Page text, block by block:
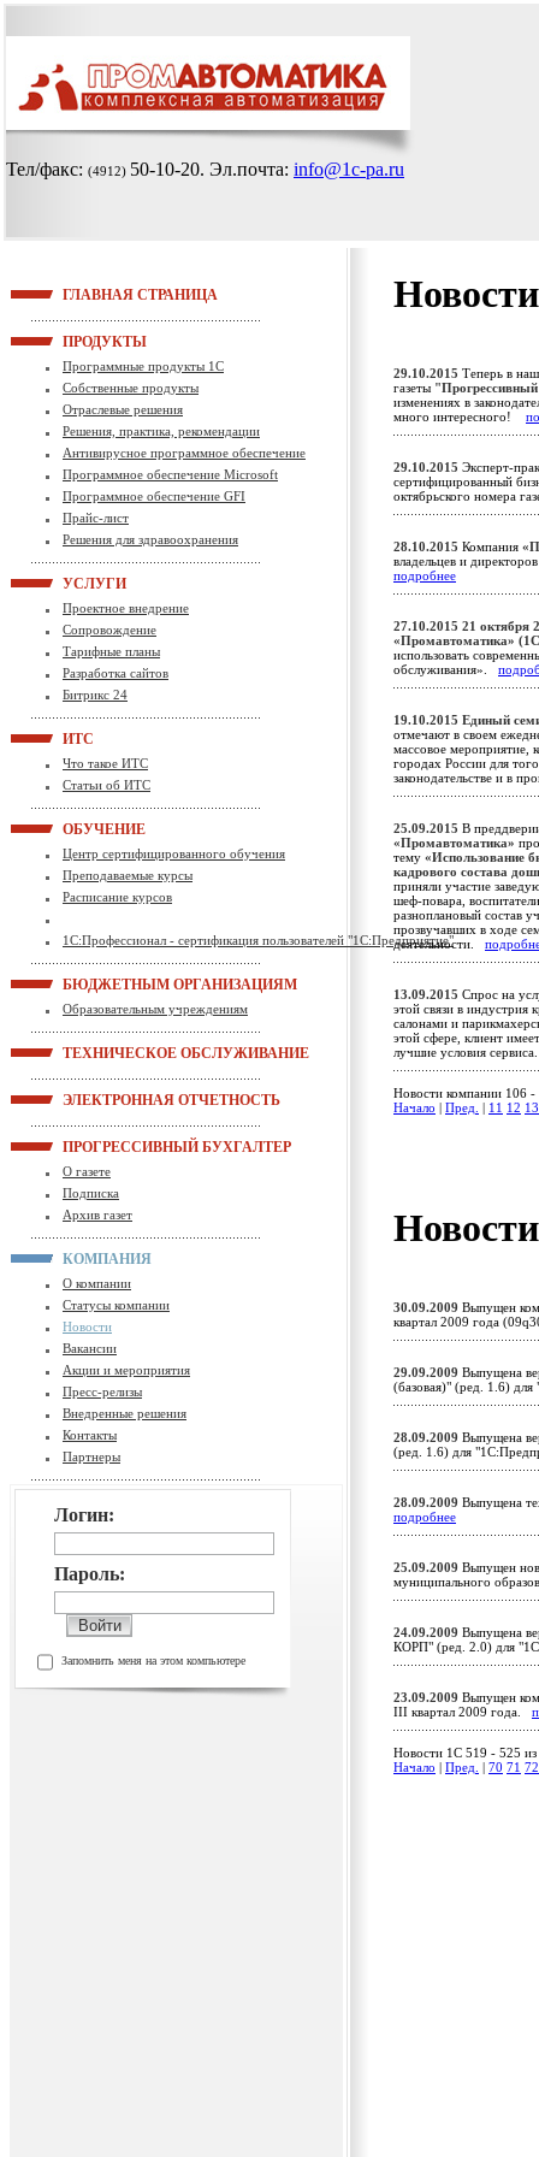
Тел/факс: (4912) 50-10-20. Эл.почта: info@1c-pa.ru
ГЛАВНАЯ СТРАНИЦА
ПРОДУКТЫ
Программные продукты 1С
Собственные продукты
Отраслевые решения
Решения, практика, рекомендации
Антивирусное программное обеспечение
Программное обеспечение Microsoft
Программное обеспечение GFI
Прайс-лист
Решения для здравоохранения
УСЛУГИ
Проектное внедрение
Сопровождение
Тарифные планы
Разработка сайтов
Битрикс 24
ИТС
Что такое ИТС
Статьи об ИТС
ОБУЧЕНИЕ
Центр сертифицированного обучения
Преподаваемые курсы
Расписание курсов
1С:Профессионал - сертификация пользователей "1С:Предприятие"
БЮДЖЕТНЫМ ОРГАНИЗАЦИЯМ
Образовательным учреждениям
ТЕХНИЧЕСКОЕ ОБСЛУЖИВАНИЕ
ЭЛЕКТРОННАЯ ОТЧЕТНОСТЬ
ПРОГРЕССИВНЫЙ БУХГАЛТЕР
О газете
Подписка
Архив газет
КОМПАНИЯ
О компании
Статусы компании
Новости
Вакансии
Акции и мероприятия
Пресс-релизы
Внедренные решения
Контакты
Партнеры
Логин:
Пароль:
Запомнить меня на этом компьютере
29.10.2015 Теперь в
газеты
изменениях в
много интересного!
29.10.2015 Эксперт-
сертифицированный
октябрьского номера
28.10.2015 Компания
владельцев и
подробнее
27.10.2015 21 октября
«Промавтоматика»
использовать
обслуживания».
19.10.2015 Единый
отмечают в своем
массовое мероприятие,
городах России для
законодательстве и в
25.09.2015 В
«Промавтоматика»
тему «Использование
кадрового состава
приняли участие
шеф-повара,
разноплановый состав
прозвучавших в ходе
деятельности.
13.09.2015 Спрос на
этой связи в индустрия
салонами и
этой сфере, клиент
лучшие условия
Новости компании 106 -
Начало
Пред. 11 12 13
30.09.2009 Выпущен
квартал 2009 года
29.09.2009 Выпущена
(базовая)" (ред. 1.6)
28.09.2009 Выпущена
(ред. 1.6) для
28.09.2009 Выпущена
подробнее
25.09.2009 Выпущен
муниципального
24.09.2009 Выпущена
КОРП" (ред. 2.0) для
23.09.2009 Выпущен
III квартал 2009 года.
Новости 1C 519 - 525
Начало
Пред. 70 71 72